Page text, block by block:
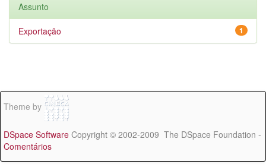
Assunto
1
Exportação
Theme by
DSpace Software Copyright © 2002-2009 The DSpace Foundation -
Comentários